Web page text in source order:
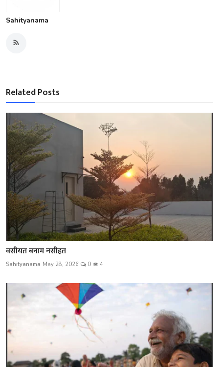
Sahityanama
Related Posts
वसीयत बनाम नसीहत
Sahityanama May 28, 2026 0 4